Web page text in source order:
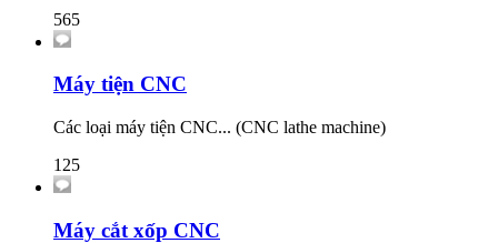
565
Máy tiện CNC
Các loại máy tiện CNC... (CNC lathe machine)
125
Máy cắt xốp CNC